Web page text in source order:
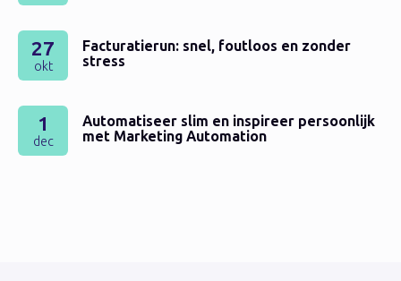
27
okt
Facturatierun: snel, foutloos en zonder
stress
1
dec
Automatiseer slim en inspireer persoonlijk
met Marketing Automation